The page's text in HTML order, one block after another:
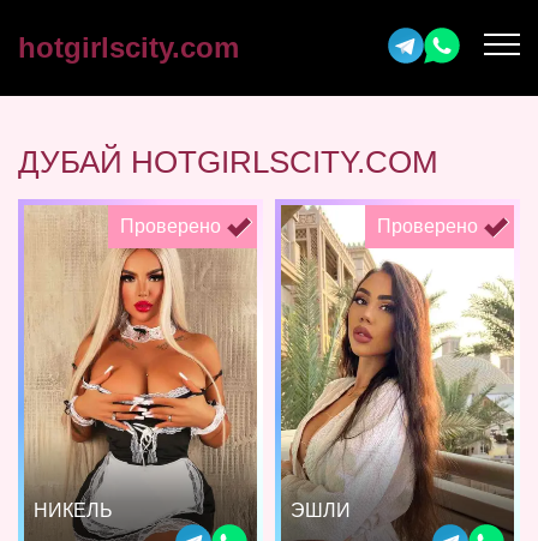
hotgirlscity.com
ДУБАЙ HOTGIRLSCITY.COM
Проверено
НИКЕЛЬ
Проверено
ЭШЛИ